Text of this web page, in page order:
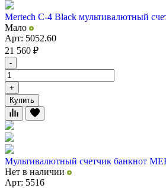
Mertech C-4 Black мультивалютный
Мало
Арт: 5052.60
21 560 ₽
-
+
Купить
Мультивалютный счетчик банкнот
Нет в наличии
Арт: 5516